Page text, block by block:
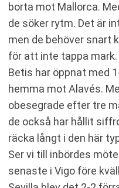
borta mot Mallorca.
de söker rytm. Det är
men de behöver snart
för att inte tappa mark.
Betis har öppnat med
hemma mot Alavés.
obesegrade efter tre
de också har hållit
räcka långt i den här
Ser vi till inbördes
senaste i Vigo före